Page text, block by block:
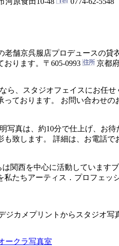
老舗京呉服店プロデュースの
ります。 〒605-0993 京都
ら、スタジオフェイスにお任
ております。 お問い合わせの
写真は、約10分で仕上げ、お
致します。 詳細は、お電話で
は関西を中心に活動しています
たちアーティス．プロフェッ
ジカメプリントからスタジオ写
ークラ写真室